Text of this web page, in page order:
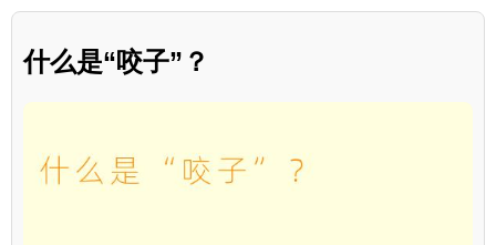
什么是“咬子”？